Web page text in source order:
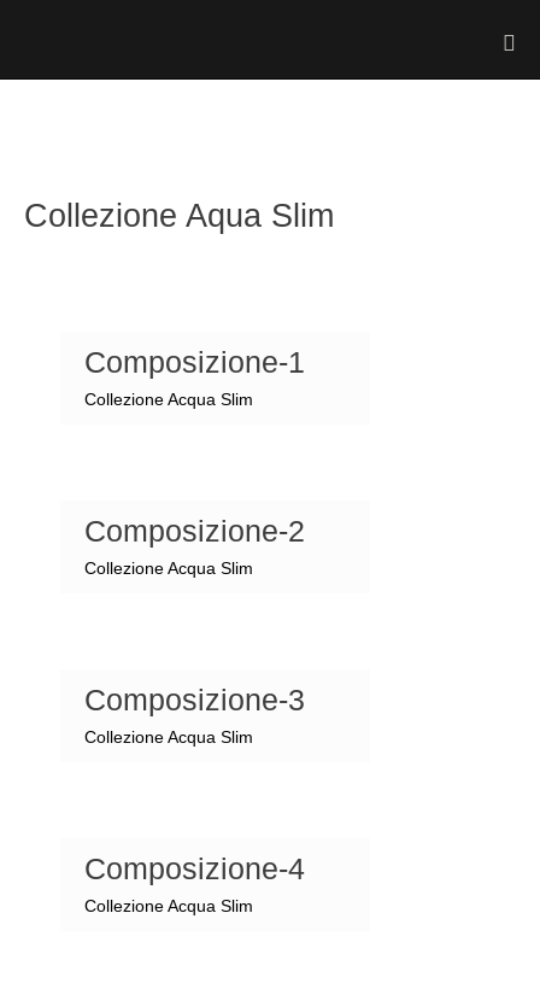
Collezione Aqua Slim
Composizione-1
Collezione Acqua Slim
Composizione-2
Collezione Acqua Slim
Composizione-3
Collezione Acqua Slim
Composizione-4
Collezione Acqua Slim